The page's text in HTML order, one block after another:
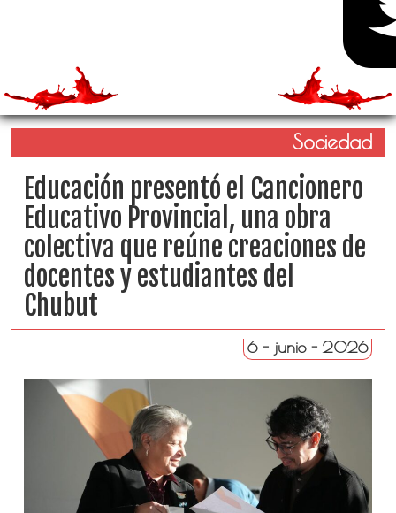
Sociedad
Educación presentó el Cancionero
Educativo Provincial, una obra
colectiva que reúne creaciones de
docentes y estudiantes del
Chubut
6 - junio - 2026